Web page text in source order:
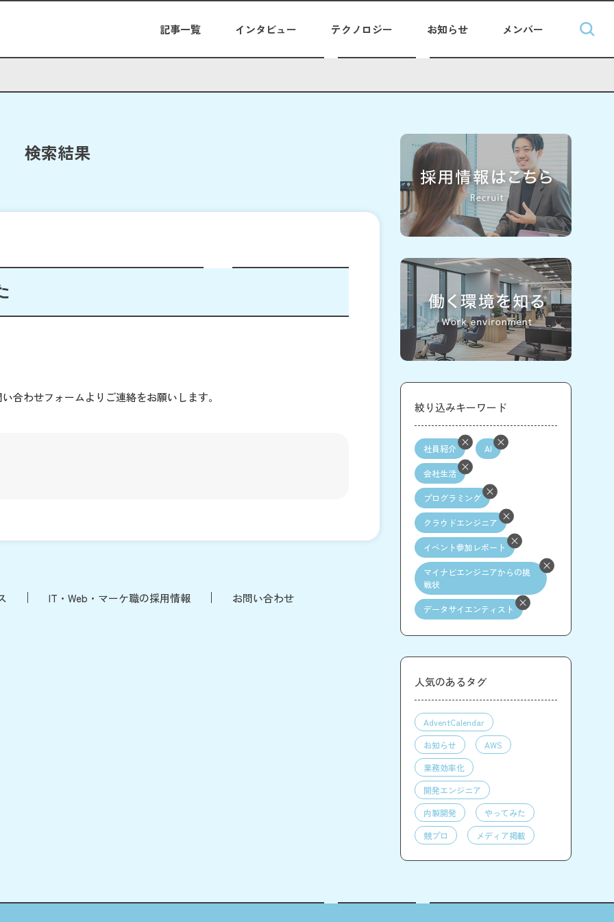
記事一覧 インタビュー テクノロジー お知らせ メンバー
検索結果
合わせフォームよりご連絡をお願いします。
IT・Web・マーケ職の採用情報 お問い合わせ
絞り込みキーワード
社員紹介 AI
会社生活
プログラミング
クラウドエンジニア
イベント参加レポート
マイナビエンジニアからの挑
戦状
データサイエンティスト
人気のあるタグ
AdventCalendar
お知らせ
AWS
業務効率化
開発エンジニア
内製開発
やってみた
競プロ
メディア掲載